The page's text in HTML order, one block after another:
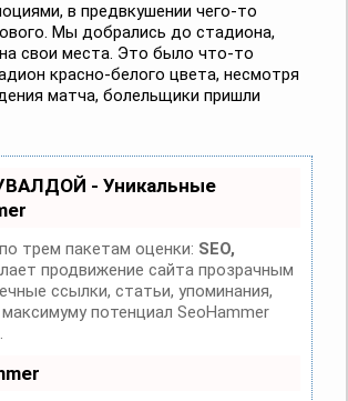
в предвкушении чего-то
Мы добрались до стадиона,
свои места. Это было что-то
красно-белого цвета, несмотря
матча, болельщики пришли
- Уникальные
трем пакетам оценки: SEO,
продвижение сайта прозрачным
ссылки, статьи, упоминания,
потенциал SeoHammer